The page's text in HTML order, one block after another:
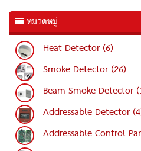
หมวดหมู่
Heat Detector (6)
Smoke Detector (26)
Beam Smoke Detector
Addressable Detector
Addressable Control